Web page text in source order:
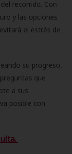
recorrido. Con
y las opciones
el estrés de
su progreso,
que
a sus
posible con